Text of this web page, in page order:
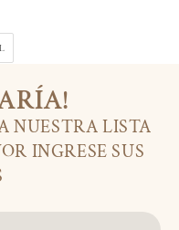
NUESTRA LISTA
INGRESE SUS